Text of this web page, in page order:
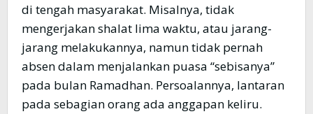
di tengah masyarakat. Misalnya, tidak
mengerjakan shalat lima waktu, atau jarang-
jarang melakukannya, namun tidak pernah
absen dalam menjalankan puasa “sebisanya”
pada bulan Ramadhan. Persoalannya, lantaran
pada sebagian orang ada anggapan keliru.